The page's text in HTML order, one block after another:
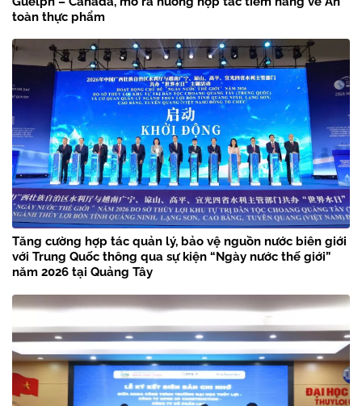
toàn thực phẩm
Tăng cường hợp tác quản lý, bảo vệ nguồn nước biên giới
với Trung Quốc thông qua sự kiện “Ngày nước thế giới”
năm 2026 tại Quảng Tây